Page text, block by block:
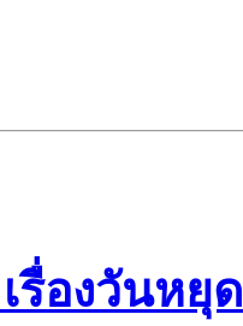
รื่องวันหยุ